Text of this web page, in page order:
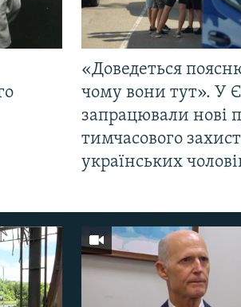
«Доведеться
чому вони тут». У
запрацювали нові
тимчасового
українських